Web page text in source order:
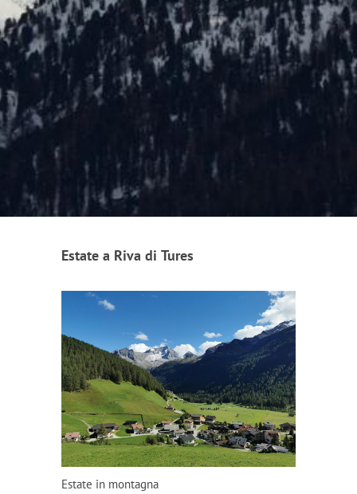
Estate a Riva di Tures
Estate in montagna